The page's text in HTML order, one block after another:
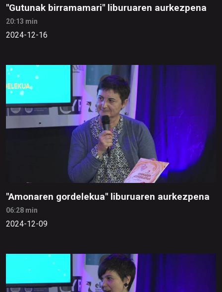
"Gutunak birramamari" liburuaren aurkezpena
20:13 min
2024-12-16
"Amonaren gordelekua" liburuaren aurkezpena
06:28 min
2024-12-09